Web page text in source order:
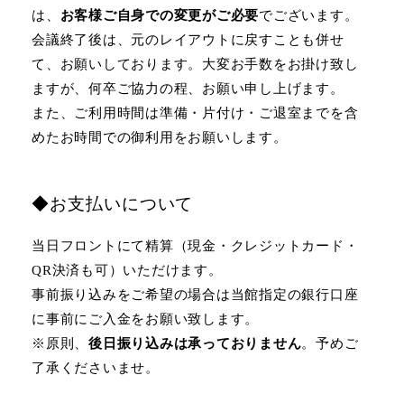
は、 お客様ご自身での変更がご必要でございます。
会議終了後は、元のレイアウトに戻すことも併せ
て、お願いしております。大変お手数をお掛け致し
ますが、何卒ご協力の程、お願い申し上げます。
また、ご利用時間は準備・片付け・ご退室までを含
めたお時間での御利用をお願いします。
◆お支払いについて
当日フロントにて精算（現金・クレジットカード・
QR決済も可）いただけます。
事前振り込みをご希望の場合は当館指定の銀行口座
に事前にご入金をお願い致します。
※原則、後日振り込みは承っておりません。予めご
了承くださいませ。